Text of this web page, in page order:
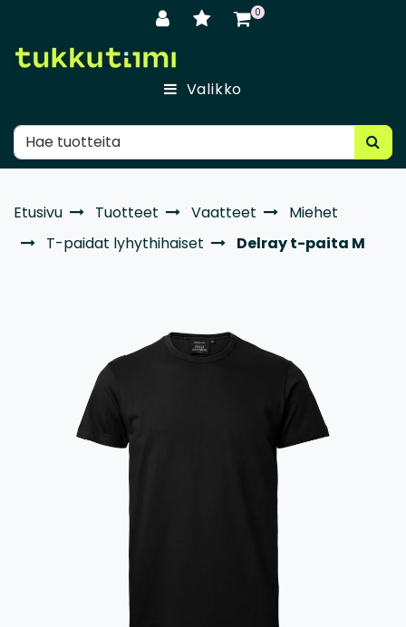
0
Valikko
Etusivu Tuotteet Vaatteet
Miehet
T-paidat lyhythihaiset
Delray t-paita M